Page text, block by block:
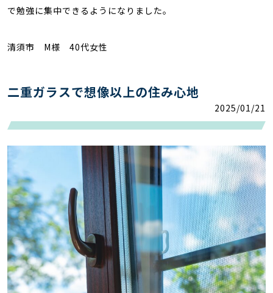
で勉強に集中できるようになりました。
清須市 M様 40代女性
二重ガラスで想像以上の住み心地
2025/01/21